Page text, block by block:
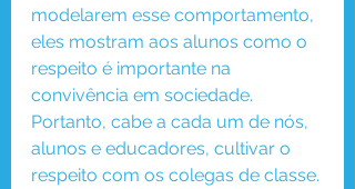
modelarem esse comportamento,
eles mostram aos alunos como o
respeito é importante na
convivência em sociedade.
Portanto, cabe a cada um de nós,
alunos e educadores, cultivar o
respeito com os colegas de classe.